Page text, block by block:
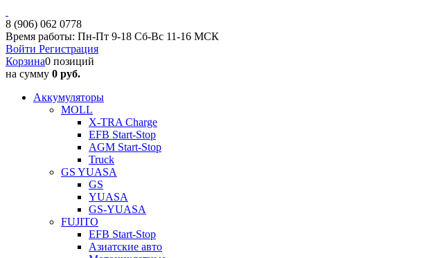
8 (906) 062 0778
Время работы: Пн-Пт 9-18 Сб-Вс 11-16 МСК
Войти Регистрация
Корзина0 позиций
на сумму 0 руб.
Аккумуляторы
MOLL
X-TRA Charge
EFB Start-Stop
AGM Start-Stop
Truck
GS YUASA
GS
YUASA
GS-YUASA
FUJITO
EFB Start-Stop
Азиатские авто